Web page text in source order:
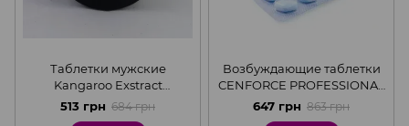
Таблетки мужские
Kangaroo Exstract
AUSTRALIA
513 грн 684 грн
Возбуждающие таблетки
CENFORCE PROFESSIONAL
(цена за пластину 10
таблеток)
647 грн 863 грн